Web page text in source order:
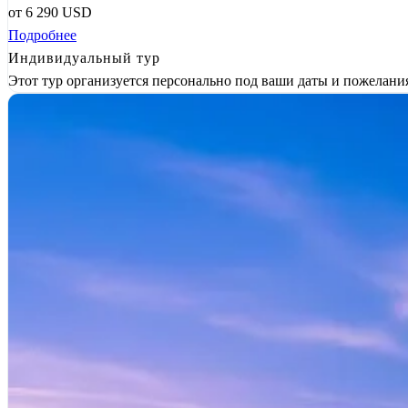
от 6 290 USD
Подробнее
Индивидуальный тур
Этот тур организуется персонально под ваши даты и